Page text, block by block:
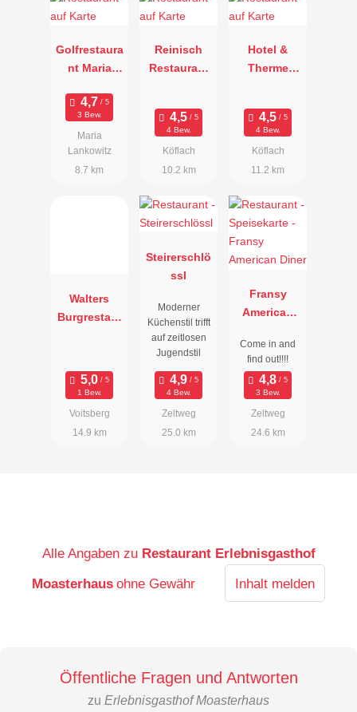
Golfrestaura
nt Maria
3 Bew.
Maria
Lankowitz
8.7 km
Reinisch
Restaurant
4 Bew.
Köflach
10.2 km
Hotel &
Therme
4 Bew.
Köflach
11.2 km
Walters
Burgrestaur
1 Bew.
Voitsberg
14.9 km
Steirerschlö
ssl
Moderner
Küchenstil trifft
auf zeitlosen
Jugendstil
4 Bew.
Zeltweg
25.0 km
Fransy
American
Come in and
find out!!!!
3 Bew.
Zeltweg
24.6 km
Alle Angaben zu Restaurant Erlebnisgasthof
Moasterhaus ohne Gewähr Inhalt melden
Öffentliche Fragen und Antworten
zu Erlebnisgasthof Moasterhaus